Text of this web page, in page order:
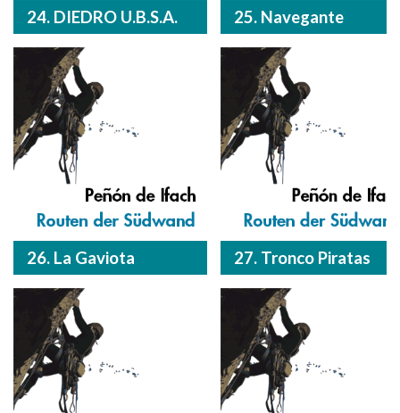
24. DIEDRO U.B.S.A. 25. Navegante
26. La Gaviota 27. Tronco Piratas